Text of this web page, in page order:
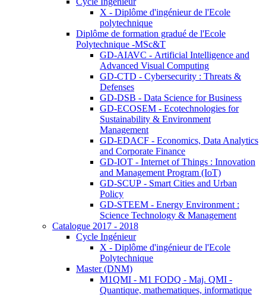
X - Diplôme d'ingénieur de l'Ecole
polytechnique
Diplôme de formation gradué de l'Ecole
Polytechnique -MSc&T
GD-AIAVC - Artificial Intelligence and
Advanced Visual Computing
GD-CTD - Cybersecurity : Threats &
Defenses
GD-DSB - Data Science for Business
GD-ECOSEM - Ecotechnologies for
Sustainability & Environment
Management
GD-EDACF - Economics, Data Analytics
and Corporate Finance
GD-IOT - Internet of Things : Innovation
and Management Program (IoT)
GD-SCUP - Smart Cities and Urban
Policy
GD-STEEM - Energy Environment :
Science Technology & Management
Catalogue 2017 - 2018
Cycle Ingénieur
X - Diplôme d'ingénieur de l'Ecole
Polytechnique
Master (DNM)
M1QMI - M1 FODQ - Maj. QMI -
Quantique, mathematiques, informatique